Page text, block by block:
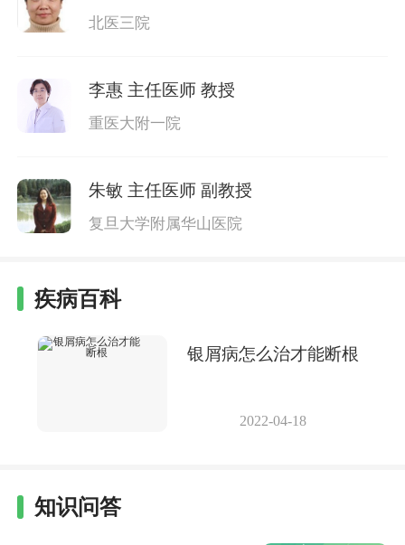
北医三院
李惠 主任医师 教授
重医大附一院
朱敏 主任医师 副教授
复旦大学附属华山医院
疾病百科
银屑病怎么治才能断根
2022-04-18
知识问答